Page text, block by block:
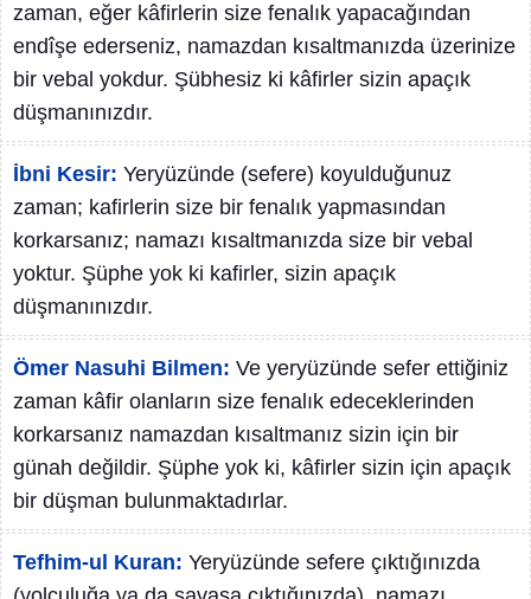
zaman, eğer kâfirlerin size fenalık yapacağından
endîşe ederseniz, namazdan kısaltmanızda üzerinize
bir vebal yokdur. Şübhesiz ki kâfirler sizin apaçık
düşmanınızdır.
İbni Kesir: Yeryüzünde (sefere) koyulduğunuz
zaman; kafirlerin size bir fenalık yapmasından
korkarsanız; namazı kısaltmanızda size bir vebal
yoktur. Şüphe yok ki kafirler, sizin apaçık
düşmanınızdır.
Ömer Nasuhi Bilmen: Ve yeryüzünde sefer ettiğiniz
zaman kâfir olanların size fenalık edeceklerinden
korkarsanız namazdan kısaltmanız sizin için bir
günah değildir. Şüphe yok ki, kâfirler sizin için apaçık
bir düşman bulunmaktadırlar.
Tefhim-ul Kuran: Yeryüzünde sefere çıktığınızda